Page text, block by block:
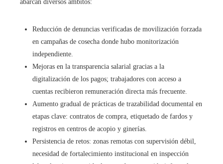
abarcan diversos ámbitos:
Reducción de denuncias verificadas de movilización forzada
en campañas de cosecha donde hubo monitorización
independiente.
Mejoras en la transparencia salarial gracias a la
digitalización de los pagos; trabajadores con acceso a
cuentas recibieron remuneración directa más frecuente.
Aumento gradual de prácticas de trazabilidad documental en
etapas clave: contratos de compra, etiquetado de fardos y
registros en centros de acopio y ginerías.
Persistencia de retos: zonas remotas con supervisión débil,
necesidad de fortalecimiento institucional en inspección